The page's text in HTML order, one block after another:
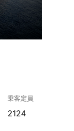
乗客定員
2124